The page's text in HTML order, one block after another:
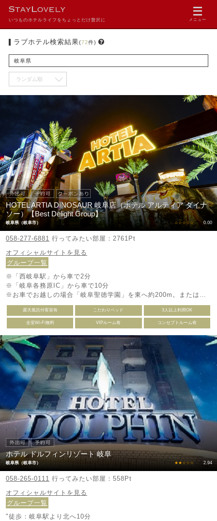
いつものホテルライフをちょっとだけ贅沢に メニュー
ラブホテル検索結果(72件)
岐阜県
HOTEL ARTIA DINOSAUR 岐阜店（ホテル アルティア ダイナ
ソー）【Best Delight Group】
岐阜県（岐阜市） ☆☆☆☆☆ 0.00
058-277-6881 行ってみたい部屋：2761Pt
オフィシャルサイトを見る
グループ一覧
※「西岐阜駅」から車で2分
※「岐阜各務原IC」から車で10分
※お車でお越しの場合「岐阜聖徳学園」を東へ約200m。または国
道21号線岐阜六条江東2の交差点から南へ200m。
露天風呂付客室有 こだわりベッド 3人以上利用OK
全室Wi-Fi無料 VIPルーム有 コンセプトルーム有
ホテル ドルフィンリゾート 岐阜
岐阜県（岐阜市） ★★☆☆☆ 2.94
058-265-0111 行ってみたい部屋：558Pt
オフィシャルサイトを見る
グループ一覧
"徒歩：岐阜駅より北へ10分